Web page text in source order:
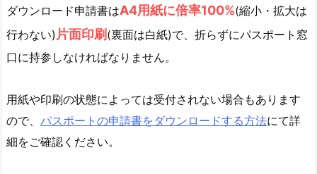
ダウンロード申請書はA4用紙に倍率100%(縮小・拡大は
行わない) 片面印刷 (裏面は白紙)で、折らずにパスポート窓
口に持参しなければなりません。
用紙や印刷の状態によっては受付されない場合もあります
ので、 パスポートの申請書をダウンロードする方法にて詳
細をご確認ください。